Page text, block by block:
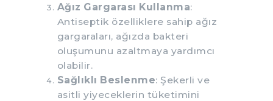
Ağız Gargarası Kullanma:
Antiseptik özelliklere sahip ağız
gargaraları, ağızda bakteri
oluşumunu azaltmaya yardımcı
olabilir.
Sağlıklı Beslenme: Şekerli ve
asitli yiyeceklerin tüketimini